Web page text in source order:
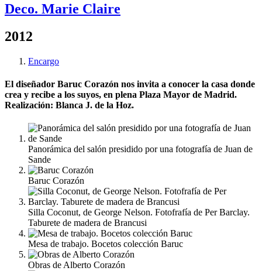
Deco. Marie Claire
2012
Encargo
El diseñador Baruc Corazón nos invita a conocer la casa donde
crea y recibe a los suyos, en plena Plaza Mayor de Madrid.
Realización: Blanca J. de la Hoz.
Panorámica del salón presidido por una fotografía de Juan de
Sande
Baruc Corazón
Silla Coconut, de George Nelson. Fotofrafía de Per Barclay.
Taburete de madera de Brancusi
Mesa de trabajo. Bocetos colección Baruc
Obras de Alberto Corazón